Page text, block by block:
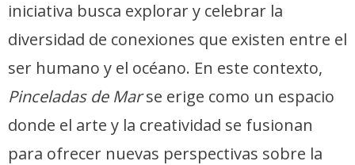
iniciativa busca explorar y celebrar la
diversidad de conexiones que existen entre el
ser humano y el océano. En este contexto,
Pinceladas de Marse erige como un espacio
donde el arte y la creatividad se fusionan
para ofrecer nuevas perspectivas sobre la